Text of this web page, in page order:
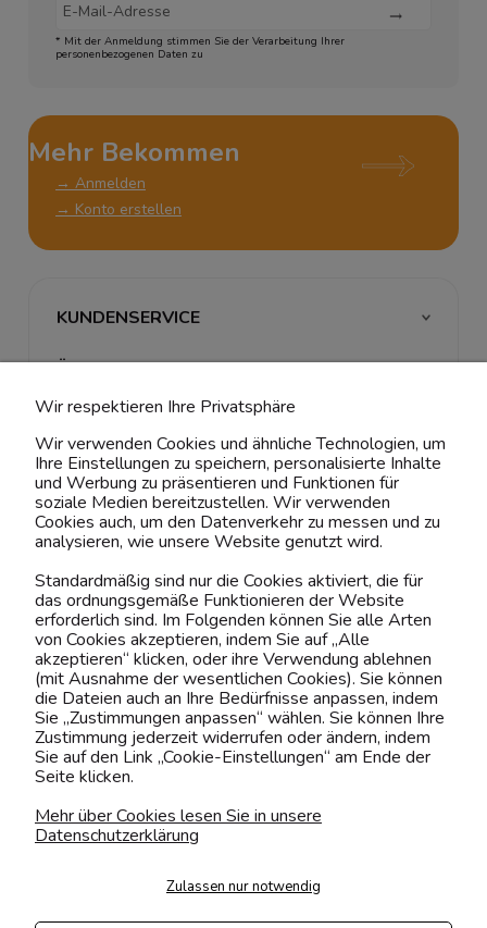
* Mit der Anmeldung stimmen Sie der Verarbeitung Ihrer
personenbezogenen Daten zu
Mehr Bekommen
→ Anmelden
→ Konto erstellen
Kontaktiere uns!
0151 12200811
shop@yourhouse24.eu
Mo. - Fr. 07:00-15:00
KUNDENSERVICE
ÜBER UNS & RECHTLICHES
MEIN ACCOUNT
BELIEBTE KATEGORIEN
Transportarten
Wir respektieren Ihre Privatsphäre
Wir verwenden Cookies und ähnliche Technologien, um
Ihre Einstellungen zu speichern, personalisierte Inhalte
und Werbung zu präsentieren und Funktionen für
soziale Medien bereitzustellen. Wir verwenden
Cookies auch, um den Datenverkehr zu messen und zu
analysieren, wie unsere Website genutzt wird.
Standardmäßig sind nur die Cookies aktiviert, die für
das ordnungsgemäße Funktionieren der Website
erforderlich sind. Im Folgenden können Sie alle Arten
von Cookies akzeptieren, indem Sie auf „Alle
akzeptieren“ klicken, oder ihre Verwendung ablehnen
(mit Ausnahme der wesentlichen Cookies). Sie können
die Dateien auch an Ihre Bedürfnisse anpassen, indem
Sie „Zustimmungen anpassen“ wählen. Sie können Ihre
Zustimmung jederzeit widerrufen oder ändern, indem
Sie auf den Link „Cookie-Einstellungen“ am Ende der
Seite klicken.
Mehr über Cookies lesen Sie in unsere
Datenschutzerklärung
Zulassen nur notwendig